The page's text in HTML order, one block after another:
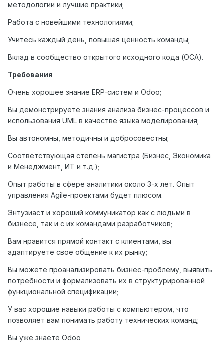
методологии и лучшие практики;
Работа с новейшими технологиями;
Учитесь каждый день, повышая ценность команды;
Вклад в сообщество открытого исходного кода (OCA).
Требования
Очень хорошее знание ERP-систем и Odoo;
Вы демонстрируете знания анализа бизнес-процессов и
использования UML в качестве языка моделирования;
Вы автономны, методичны и добросовестны;
Соответствующая степень магистра (Бизнес, Экономика
и Менеджмент, ИТ и т.д.);
Опыт работы в сфере аналитики около 3-х лет. Опыт
управления Agile-проектами будет плюсом.
Энтузиаст и хороший коммуникатор как с людьми в
бизнесе, так и с их командами разработчиков;
Вам нравится прямой контакт с клиентами, вы
адаптируете свое общение к их рынку;
Вы можете проанализировать бизнес-проблему, выявить
потребности и формализовать их в структурированной
функциональной спецификации;
У вас хорошие навыки работы с компьютером, что
позволяет вам понимать работу технических команд;
Вы уже знаете Odoo